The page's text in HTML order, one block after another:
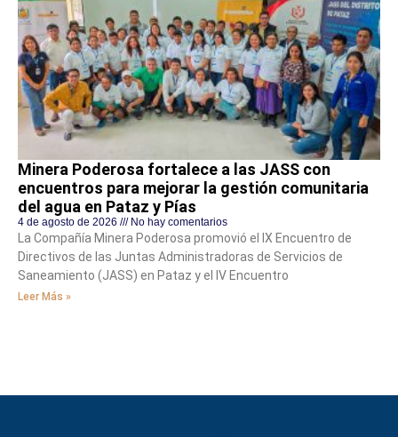
Minera Poderosa fortalece a las JASS con
encuentros para mejorar la gestión comunitaria
del agua en Pataz y Pías
4 de agosto de 2026 No hay comentarios
La Compañía Minera Poderosa promovió el IX Encuentro de
Directivos de las Juntas Administradoras de Servicios de
Saneamiento (JASS) en Pataz y el IV Encuentro
Leer Más »